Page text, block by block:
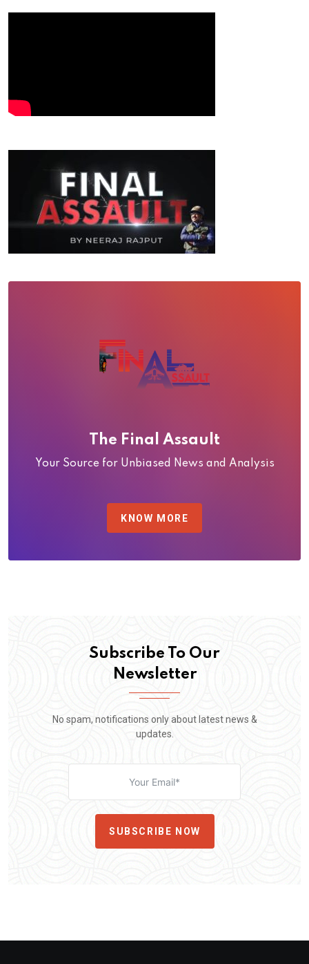
The Final Assault
Your Source for Unbiased News and Analysis
KNOW MORE
Subscribe To Our
Newsletter
No spam, notifications only about latest news &
updates.
SUBSCRIBE NOW